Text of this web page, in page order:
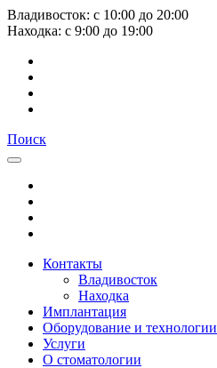
Владивосток: с 10:00 до 20:00
Находка: с 9:00 до 19:00
Поиск
Контакты
Владивосток
Находка
Имплантация
Оборудование и технологии
Услуги
О стоматологии